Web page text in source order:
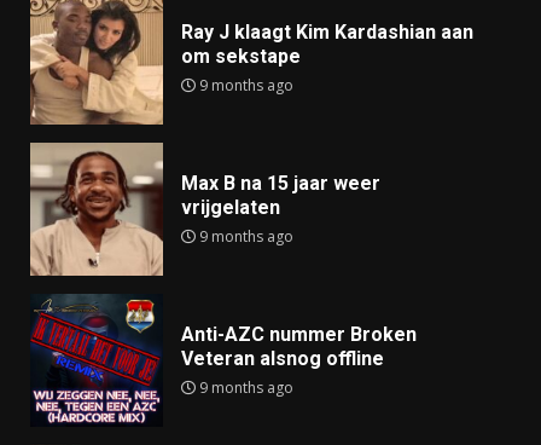
Ray J klaagt Kim Kardashian aan
om sekstape
9 months ago
Max B na 15 jaar weer
vrijgelaten
9 months ago
Anti-AZC nummer Broken
Veteran alsnog offline
9 months ago